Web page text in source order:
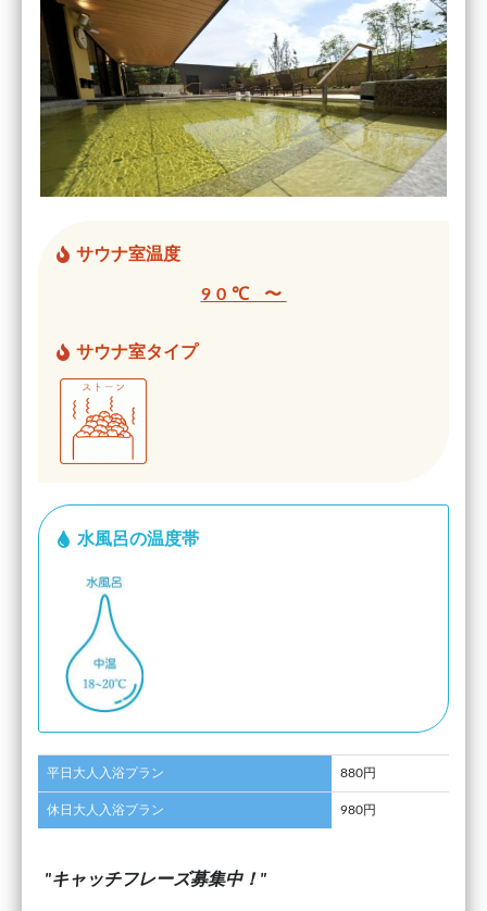
サウナ室温度
90℃ 〜
サウナ室タイプ
水風呂の温度帯
平日大人入浴プラン 880円
休日大人入浴プラン 980円
キャッチフレーズ募集中！